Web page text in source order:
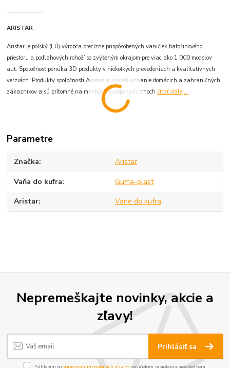
ARISTAR
Aristar je poľský (EÚ) výrobca precízne prispôsobených vaničiek batožinového
priestoru a podlahových rohoží so zvýšeným okrajom pre viac ako 1 000 modelov
áut. Spoločnosť ponúka 3D produkty v niekoľkých prevedeniach a kvalitatívnych
verziách. Produkty spoločnosti Aristar si získali uznanie domácich a zahraničných
zákazníkov a sú prítomné na mnohých európskych trhochčítať ďalej...
Parametre
Značka Aristar
Vaňa do kufra Guma-plast
Aristar Vane do kufra
Nepremeškajte novinky, akcie a
zľavy!
Prihlásiť sa
Súhlasím sospracovaním osobných údajov za účelom zasielania newslettera.